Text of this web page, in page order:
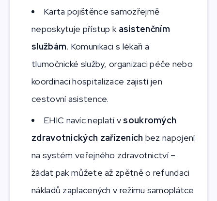
Karta pojištěnce samozřejmě
neposkytuje přístup k asistenčním
službám. Komunikaci s lékaři a
tlumočnické služby, organizaci péče nebo
koordinaci hospitalizace zajistí jen
cestovní asistence.
EHIC navíc neplatí v soukromých
zdravotnických zařízeních bez napojení
na systém veřejného zdravotnictví –
žádat pak můžete až zpětně o refundaci
nákladů zaplacených v režimu samoplátce